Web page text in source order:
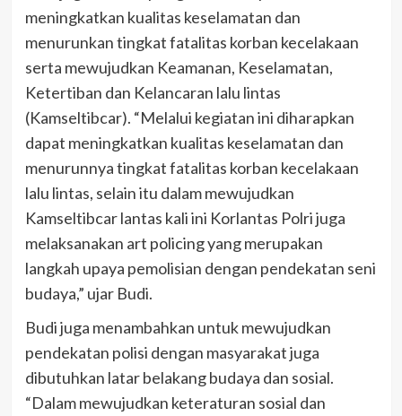
meningkatkan kualitas keselamatan dan
menurunkan tingkat fatalitas korban kecelakaan
serta mewujudkan Keamanan, Keselamatan,
Ketertiban dan Kelancaran lalu lintas
(Kamseltibcar). “Melalui kegiatan ini diharapkan
dapat meningkatkan kualitas keselamatan dan
menurunnya tingkat fatalitas korban kecelakaan
lalu lintas, selain itu dalam mewujudkan
Kamseltibcar lantas kali ini Korlantas Polri juga
melaksanakan art policing yang merupakan
langkah upaya pemolisian dengan pendekatan seni
budaya,” ujar Budi.
Budi juga menambahkan untuk mewujudkan
pendekatan polisi dengan masyarakat juga
dibutuhkan latar belakang budaya dan sosial.
“Dalam mewujudkan keteraturan sosial dan